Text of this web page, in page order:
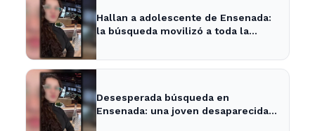
Hallan a adolescente de Ensenada:
la búsqueda movilizó a toda la
Desesperada búsqueda en
Ensenada: una joven desaparecida